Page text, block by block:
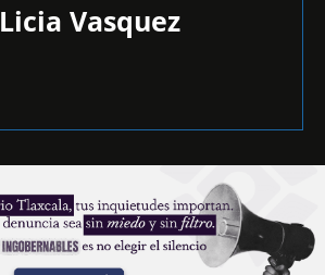
Licia Vasquez